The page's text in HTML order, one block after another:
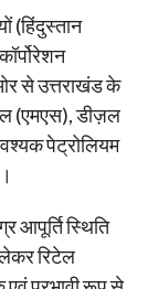
(हिंदुस्तान
से उत्तराखंड के
(एमएस), डीज़ल
पेट्रोलियम
आपूर्ति स्थिति
लेकर रिटेल